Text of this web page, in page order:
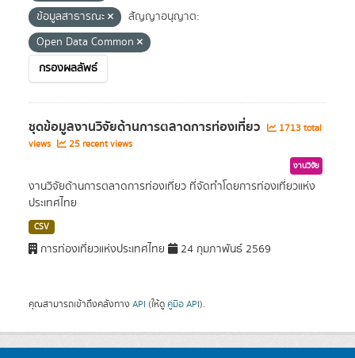
ข้อมูลสาธารณะ
สัญญาอนุญาต:
Open Data Common
กรองผลลัพธ์
ชุดข้อมูลงานวิจัยด้านการตลาดการท่องเที่ยว
1713 total
views
25 recent views
งานวิจัย
งานวิจัยด้านการตลาดการท่องเที่ยว ที่จัดทำโดยการท่องเที่ยวแห่ง
ประเทศไทย
CSV
การท่องเที่ยวแห่งประเทศไทย 24 กุมภาพันธ์ 2569
คุณสามารถเข้าถึงคลังทาง API (ให้ดู คู่มือ API).